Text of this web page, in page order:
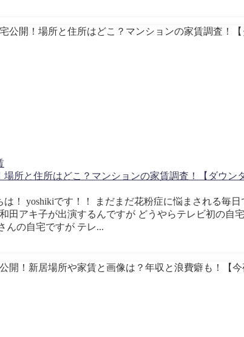
所と住所はどこ？マンションの家賃調査！【ダウン
！ yoshikiです！！ まだまだ花粉症に悩まされる毎
田アキ子が出演するんですが どうやらテレビ初の自
んの自宅ですが テレ...